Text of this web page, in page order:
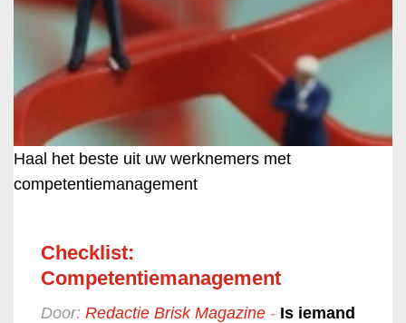
Haal het beste uit uw werknemers met
competentiemanagement
Checklist:
Competentiemanagement
Door: Redactie Brisk Magazine - Is iemand